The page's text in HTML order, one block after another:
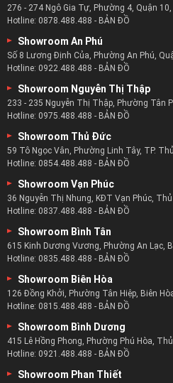
vòng 1 ngày làm việc ( nếu sản
9, Quận 12, Huyện Nhà Bè, Huyện
nhận hàng sau 2 ngày làm việc.
Dòng ghế sofa tân cổ điển có
điển và hiện đại các mẫu sofa
đình không gian phòng khách
thự hay những căn hộ chung cư
Là dòng ghế sofa với thiết kế
đẹp, sang trọng và cổ kính và
người dùng.
Là một kiểu dáng ghế sofa với
thiết kế sang trọng bắt mắt
Đây là kiểu dáng ghế sofa
mong muốn tạo nên sự thoải
đến cho phòng khách một
276 - 274 Ngô Gia Tự, Phường 4, Quận 10,
Hotline: 0878.488.488 - BẢN ĐỒ
Showroom An Phú
Số 8 Lương Định Của, Phường An Phú,
Hotline: 0922.488.488 - BẢN ĐỒ
Showroom Nguyễn Thị Thập
233 - 235 Nguyễn Thị Thập, Phường Tân
Hotline: 0975.488.488 - BẢN ĐỒ
Showroom Thủ Đức
59 Tô Ngọc Vân, Phường Linh Tây, TP.
Hotline: 0854.488.488 - BẢN ĐỒ
Showroom Vạn Phúc
36 Nguyễn Thị Nhung, KĐT Vạn Phúc, Thủ
Hotline: 0837.488.488 - BẢN ĐỒ
Showroom Bình Tân
615 Kinh Dương Vương, Phường An Lạc,
Hotline: 0835.488.488 - BẢN ĐỒ
Showroom Biên Hòa
126 Đồng Khởi, Phường Tân Hiệp, Biên
Hotline: 0815.488.488 - BẢN ĐỒ
Showroom Bình Dương
415 Lê Hồng Phong, Phường Phú Hòa,
Hotline: 0921.488.488 - BẢN ĐỒ
Showroom Phan Thiết